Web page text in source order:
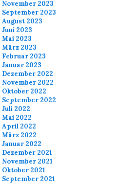
November 2023
September 2023
August 2023
Juni 2023
Mai 2023
März 2023
Februar 2023
Januar 2023
Dezember 2022
November 2022
Oktober 2022
September 2022
Juli 2022
Mai 2022
April 2022
März 2022
Januar 2022
Dezember 2021
November 2021
Oktober 2021
September 2021